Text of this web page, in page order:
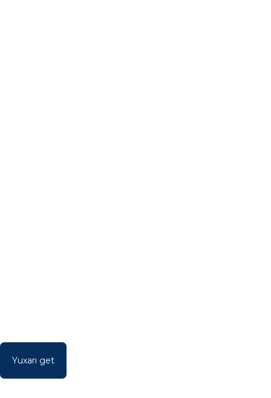
Yuxarı get